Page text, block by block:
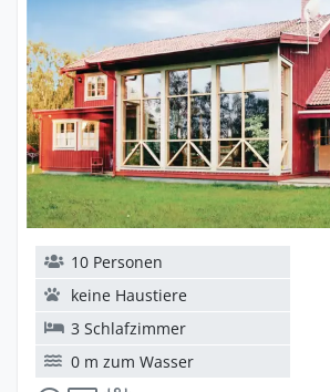
10 Personen
keine Haustiere
3 Schlafzimmer
0 m zum Wasser